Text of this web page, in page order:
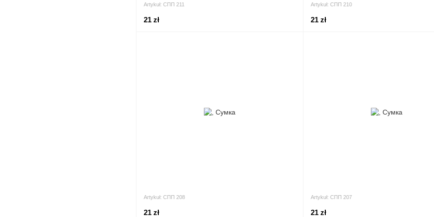
Artykuł: СПП 211
21 zł
Artykuł: СПП 210
21 zł
Artykuł: СПП 208
21 zł
Artykuł: СПП 207
21 zł